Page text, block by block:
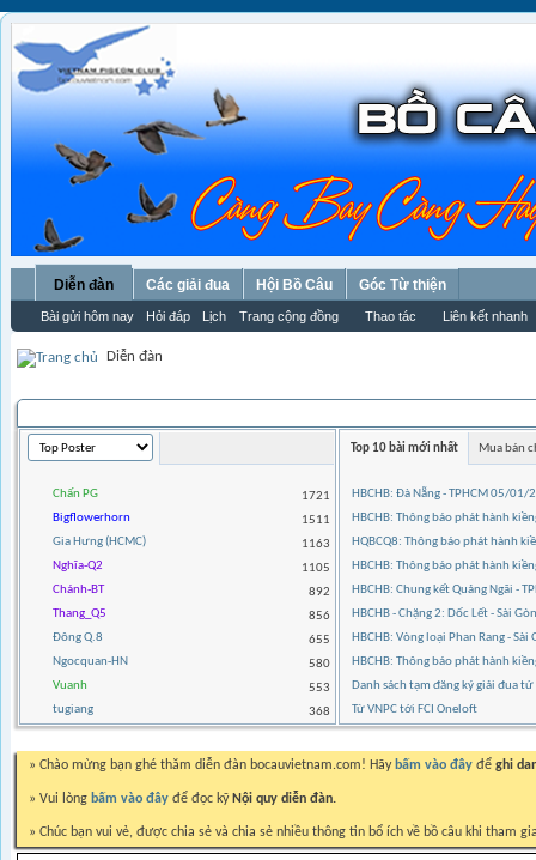
Diễn đàn
Bài gửi hôm nay Hỏi đáp Lịch Trang cộng đồng Thao tác Liên kết nhanh
Các giải đua Hội Bồ Câu Góc Từ thiện
Diễn đàn
1721
Chấn PG
1511
Bigflowerhorn
1163
Gia Hưng (HCMC)
1105
Nghĩa-Q2
892
Chánh-BT
856
Thang_Q5
655
Đông Q.8
580
Ngocquan-HN
553
Vuanh
368
tugiang
Top 10 bài mới nhất Mua bán
HBCHB: Đà Nẵng - TPHCM 05/01/
HBCHB: Thông báo phát hành
HQBCQ8: Thông báo phát hành
HBCHB: Thông báo phát hành
HBCHB: Chung kết Quảng Ngãi -
HBCHB - Chặng 2: Dốc Lết - Sài
HBCHB: Vòng loại Phan Rang -
HBCHB: Thông báo phát hành
Danh sách tạm đăng ký giải đua
Từ VNPC tới FCI Oneloft
» Chào mừng bạn ghé thăm diễn đàn bocauvietnam.com! Hãy bấm vào đây để ghi
» Vui lòng bấm vào đây để đọc kỹ Nội quy diễn đàn.
» Chúc bạn vui vẻ, được chia sẻ và chia sẻ nhiều thông tin bổ ích về bồ câu khi tham